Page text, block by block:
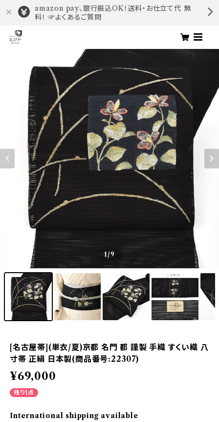
amazon pay、銀行振込OK！送料・お仕立て代 無
料！ ☞よくあるご質問
1/9
[名古屋帯](単衣/夏)京都 名門 都 謹製 手織 すくい織 八
寸帯 正絹 日本製(商品番号:22307)
¥69,000
残り1点
International shipping available